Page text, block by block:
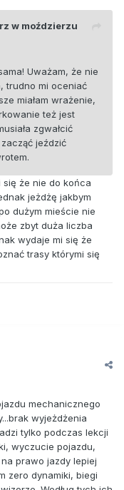
w moździerzu
Uważam, że nie
trudno mi oceniać
miałam wrażenie,
też jest
zgwałcić
jeździć
się że nie do końca
jeżdżę jakbym
dużym mieście nie
zbyt duża liczba
wydaje mi się że
trasy którymi się
mechanicznego
wyjeżdżenia
tylko podczas lekcji
wyczucie pojazdu,
prawo jazdy lepiej
zero dynamiki, biegi